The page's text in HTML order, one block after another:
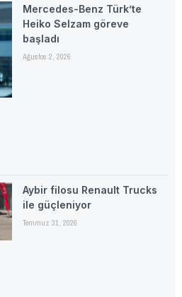
Mercedes-Benz Türk’te
Heiko Selzam göreve
başladı
Ağustos 2, 2026
Aybir filosu Renault Trucks
ile güçleniyor
Temmuz 31, 2026